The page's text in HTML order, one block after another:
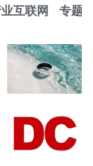
互联网 专题